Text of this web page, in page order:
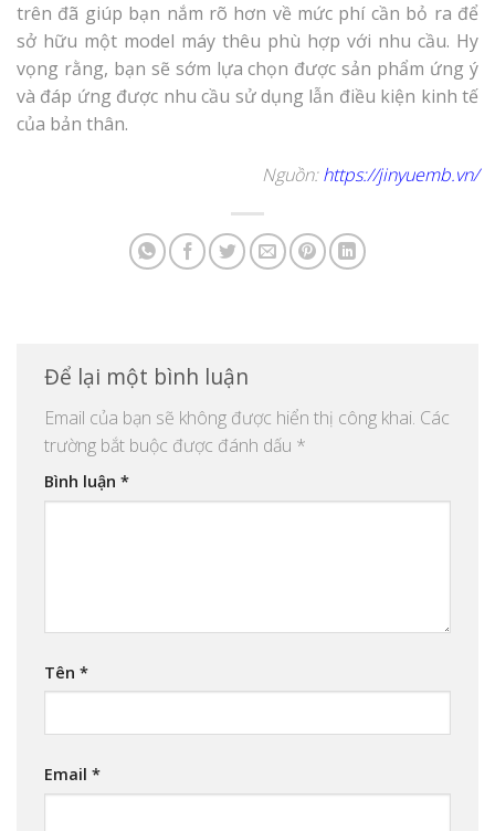
trên đã giúp bạn nắm rõ hơn về mức phí cần bỏ ra để
sở hữu một model máy thêu phù hợp với nhu cầu. Hy
vọng rằng, bạn sẽ sớm lựa chọn được sản phẩm ứng ý
và đáp ứng được nhu cầu sử dụng lẫn điều kiện kinh tế
của bản thân.
Nguồn:https://jinyuemb.vn/
Để lại một bình luận
Email của bạn sẽ không được hiển thị công khai. Các
trường bắt buộc được đánh dấu *
Bình luận *
Tên *
Email *